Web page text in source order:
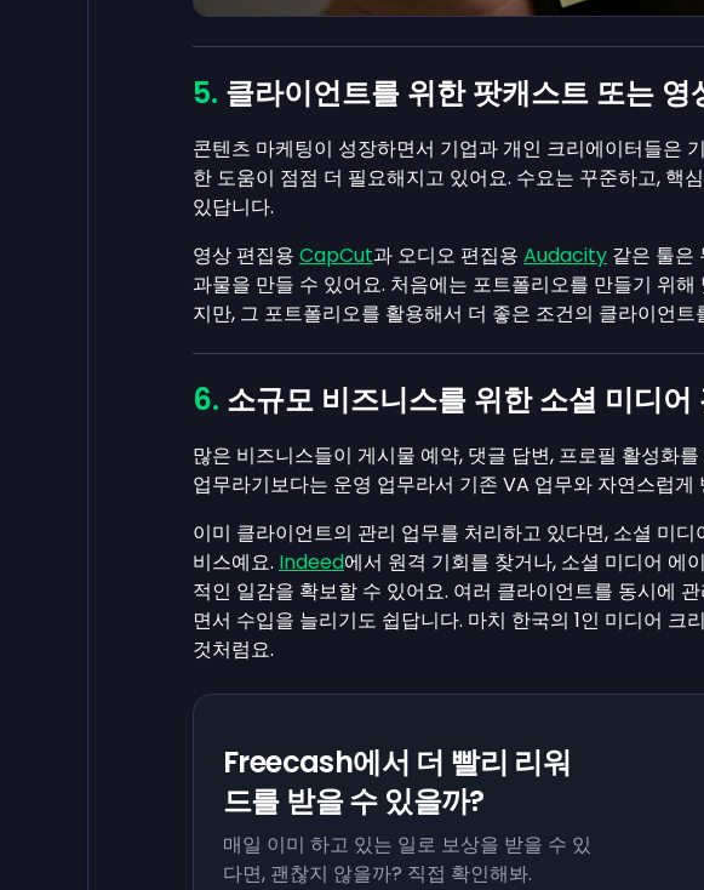
클라이언트를 위한 팟캐스트 또는 영
콘텐츠 마케팅이 성장하면서 기업과 개인 크리에이터들은
한 도움이 점점 더 필요해지고 있어요. 수요는 꾸준하고, 핵
있답니다.
영상 편집용 CapCut과 오디오 편집용 Audacity 같은 툴은
과물을 만들 수 있어요. 처음에는 포트폴리오를 만들기 위
지만, 그 포트폴리오를 활용해서 더 좋은 조건의 클라이언트
소규모 비즈니스를 위한 소셜 미디어
많은 비즈니스들이 게시물 예약, 댓글 답변, 프로필 활성화
업무라기보다는 운영 업무라서 기존 VA 업무와 자연스럽게
이미 클라이언트의 관리 업무를 처리하고 있다면, 소셜 미
비스예요. Indeed에서 원격 기회를 찾거나, 소셜 미디어 에
적인 일감을 확보할 수 있어요. 여러 클라이언트를 동시에
면서 수입을 늘리기도 쉽답니다. 마치 한국의 1인 미디어 크
것처럼요.
Freecash에서 더 빨리 리워
드를 받을 수 있을까?
매일 이미 하고 있는 일로 보상을 받을 수 있
다면, 괜찮지 않을까? 직접 확인해봐.